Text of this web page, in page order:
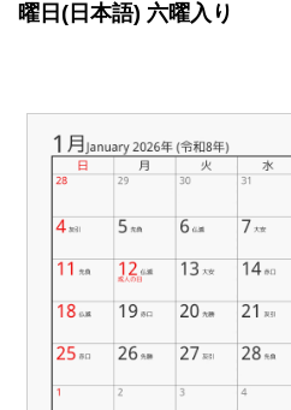
曜日(日本語) 六曜入り